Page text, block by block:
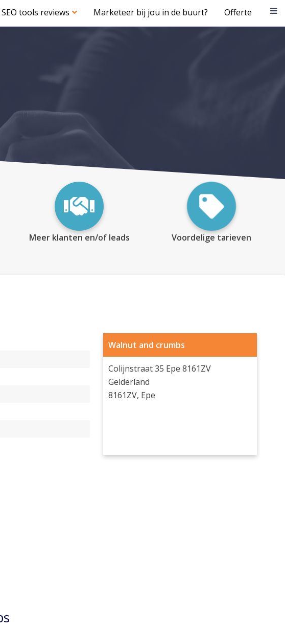
SEO tools reviews Marketeer bij jou in de buurt? Offerte
Meer klanten en/of leads Voordelige tarieven
Walnut and crumbs
Colijnstraat 35 Epe 8161ZV
Gelderland
8161ZV, Epe